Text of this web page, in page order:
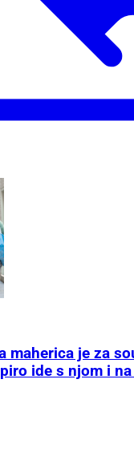
maherica je za
ide s njom i